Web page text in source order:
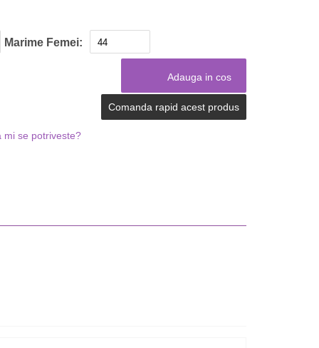
Marime Femei:
Comanda rapid acest produs
mi se potriveste?